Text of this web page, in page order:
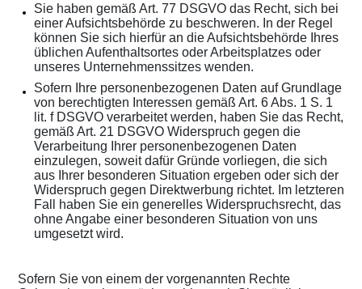
Sie haben gemäß Art. 77 DSGVO das Recht, sich bei
einer Aufsichtsbehörde zu beschweren. In der Regel
können Sie sich hierfür an die Aufsichtsbehörde Ihres
üblichen Aufenthaltsortes oder Arbeitsplatzes oder
unseres Unternehmenssitzes wenden.
Sofern Ihre personenbezogenen Daten auf Grundlage
von berechtigten Interessen gemäß Art. 6 Abs. 1 S. 1
lit. f DSGVO verarbeitet werden, haben Sie das Recht,
gemäß Art. 21 DSGVO Widerspruch gegen die
Verarbeitung Ihrer personenbezogenen Daten
einzulegen, soweit dafür Gründe vorliegen, die sich
aus Ihrer besonderen Situation ergeben oder sich der
Widerspruch gegen Direktwerbung richtet. Im letzteren
Fall haben Sie ein generelles Widerspruchsrecht, das
ohne Angabe einer besonderen Situation von uns
umgesetzt wird.
Sofern Sie von einem der vorgenannten Rechte